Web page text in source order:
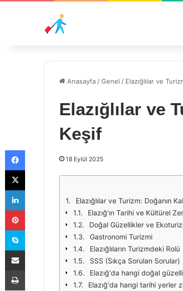
Anasayfa /Genel / Elazığlılar ve
Elazığlılar ve
Keşif
18 Eylül 2025
Elazığlılar ve Turizm: Doğanın
Elazığ'ın Tarihi ve Kültürel
Doğal Güzellikler ve
Gastronomi Turizmi
Elazığlıların Turizmdeki Rolü
SSS (Sıkça Sorulan Sorular)
Elazığ'da hangi doğal
Elazığ'da hangi tarihi yerler
Facebook
X
LinkedIn
Pinterest
Skype
E-Posta ile paylaş